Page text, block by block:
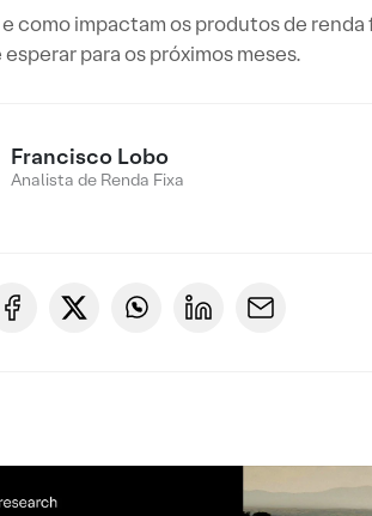
como impactam os produtos de
para os próximos meses.
Francisco Lobo
Analista de Renda Fixa